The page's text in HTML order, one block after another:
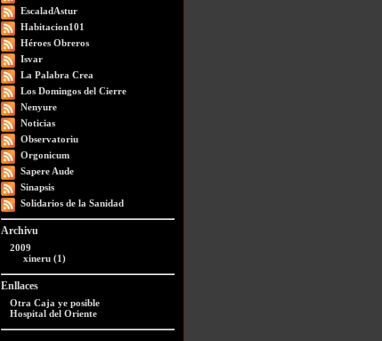
EscaladAstur
Habitacion101
Héroes Obreros
Isvar
La Palabra Crea
Los Domingos del Cierre
Nenyure
Noticias
Observatoriu
Orgonicum
Sapere Aude
Sinapsis
Solidarios de la Sanidad
Archivu
2009
xineru (1)
Enllaces
Otra Caja ye posible
Hospital del Oriente